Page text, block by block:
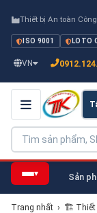
Thiết bị An toàn
ISO 9001 LOTO
VN
▾ Sản
Trang nhất › 🏗 Thiết